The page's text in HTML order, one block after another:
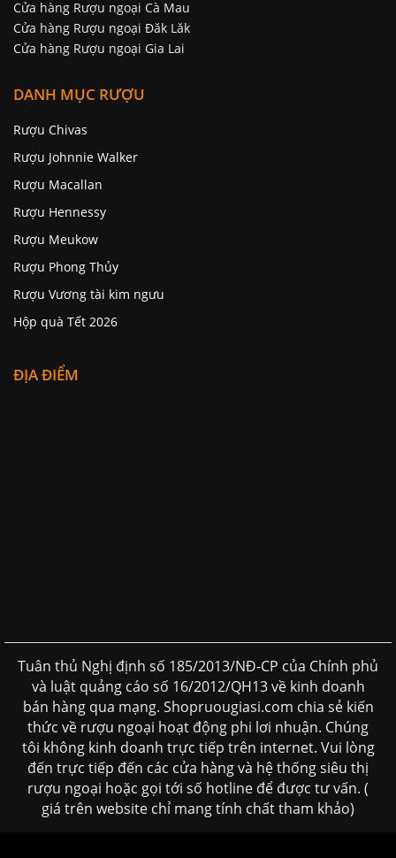
Cửa hàng Rượu ngoại Cà Mau
Cửa hàng Rượu ngoại Đăk Lăk
Cửa hàng Rượu ngoại Gia Lai
DANH MỤC RƯỢU
Rượu Chivas
Rượu Johnnie Walker
Rượu Macallan
Rượu Hennessy
Rượu Meukow
Rượu Phong Thủy
Rượu Vương tài kim ngưu
Hộp quà Tết 2026
ĐỊA ĐIỂM
Tuân thủ Nghị định số 185/2013/NĐ-CP của Chính phủ
và luật quảng cáo số 16/2012/QH13 về kinh doanh
bán hàng qua mạng. Shopruougiasi.com chia sẻ kiến
thức về rượu ngoại hoạt động phi lơi nhuận. Chúng
tôi không kinh doanh trực tiếp trên internet. Vui lòng
đến trực tiếp đến các cửa hàng và hệ thống siêu thị
rượu ngoại hoặc gọi tới số hotline để được tư vấn. (
giá trên website chỉ mang tính chất tham khảo)